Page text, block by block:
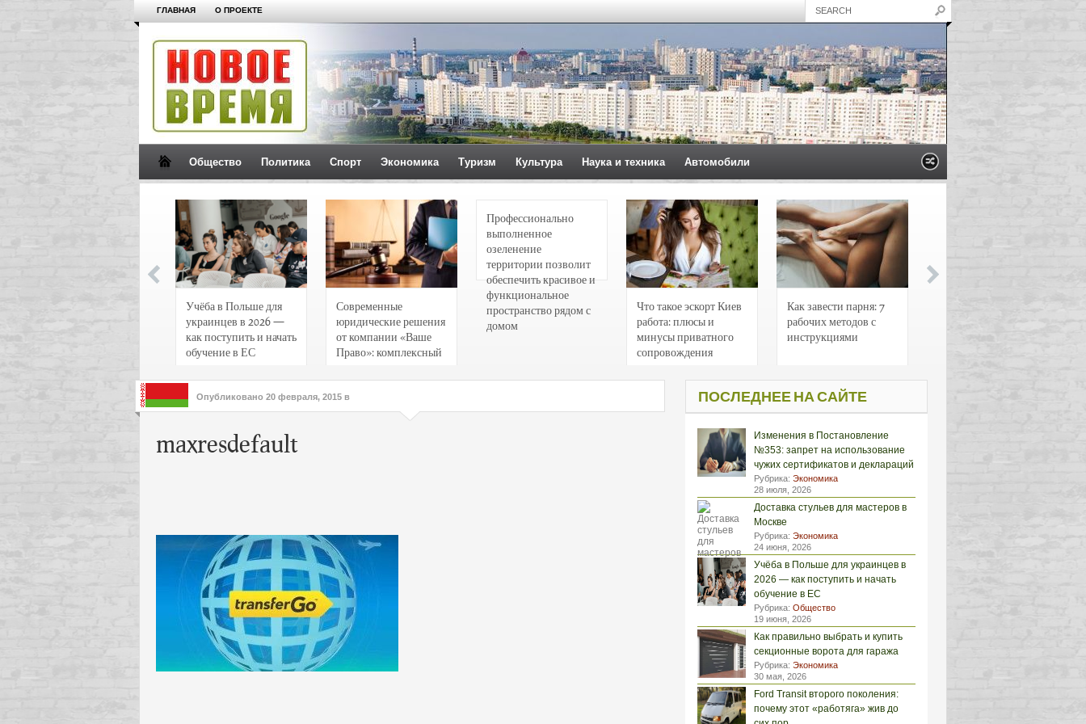
ГЛАВНАЯ О ПРОЕКТЕ
Общество Политика Спорт Экономика Туризм Культура Наука и техника Автомобили
Учёба в Польше для
украинцев в 2026 —
как поступить и начать
обучение в ЕС
Современные
юридические решения
от компании «Ваше
Право»: комплексный
интересов клиентов
Профессионально
выполненное
озеленение
территории позволит
обеспечить красивое и
функциональное
пространство рядом с
домом
Что такое эскорт Киев
работа: плюсы и
минусы приватного
сопровождения
Как завести парня: 7
рабочих методов с
инструкциями
Опубликовано 20 февраля, 2015 в
maxresdefault
ПОСЛЕДНЕЕ НА САЙТЕ
Изменения в Постановление
№353: запрет на использование
чужих сертификатов и деклараций
Рубрика: Экономика
28 июля, 2026
Доставка стульев для мастеров в
Москве
Рубрика: Экономика
24 июня, 2026
Учёба в Польше для украинцев в
2026 — как поступить и начать
обучение в ЕС
Рубрика: Общество
19 июня, 2026
Как правильно выбрать и купить
секционные ворота для гаража
Рубрика: Экономика
30 мая, 2026
Ford Transit второго поколения:
почему этот «работяга» жив до